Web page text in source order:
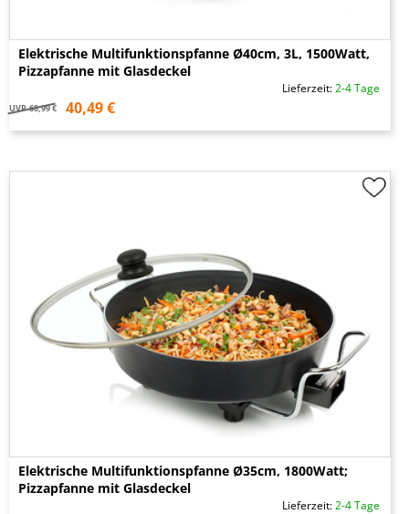
Elektrische Multifunktionspfanne Ø40cm, 3L, 1500Watt,
Pizzapfanne mit Glasdeckel
Lieferzeit:2-4 Tage
UVP 60,99 € 40,49 €
Elektrische Multifunktionspfanne Ø35cm, 1800Watt;
Pizzapfanne mit Glasdeckel
Lieferzeit:2-4 Tage